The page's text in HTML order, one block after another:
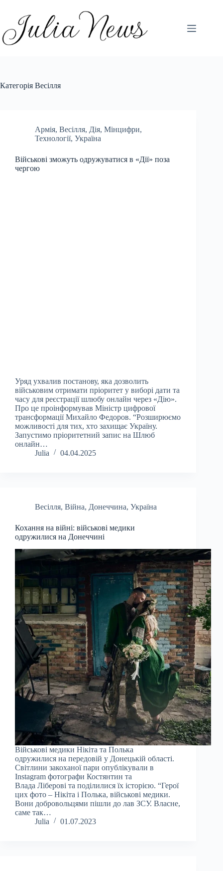
вмісту
Категорія Весілля
Армія, Весілля, Дія, Мінцифри,
Технології, Україна
Військові зможуть одружуватися в «Дії» поза
чергою
Уряд ухвалив постанову, яка дозволить
військовим отримати пріоритет у виборі дати та
часу для реєстрації шлюбу онлайн через «Дію».
Про це проінформував Міністр цифрової
трансформації Михайло Федоров. “Розширюємо
можливості для тих, хто захищає Україну.
Запустимо пріоритетний запис на Шлюб
онлайн…
Julia
04.04.2025
Весілля, Війна, Донеччина, Україна
Кохання на війні: військові медики
одружилися на Донеччині
Військові медики Нікіта та Полька
одружилися на передовій у Донецькій області.
Світлини закоханої пари опублікували в
Instagram фотографи Костянтин та
Влада Ліберові та поділилися їх історією. “Герої
цих фото – Нікіта і Полька, військові медики.
Вони добровольцями пішли до лав ЗСУ. Власне,
саме так…
Julia
01.07.2023